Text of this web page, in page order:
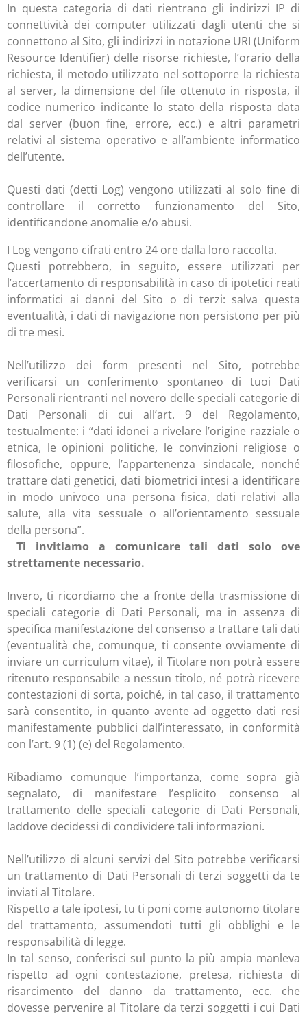
In questa categoria di dati rientrano gli indirizzi IP di
connettività dei computer utilizzati dagli utenti che si
connettono al Sito, gli indirizzi in notazione URI (Uniform
Resource Identifier) delle risorse richieste, l’orario della
richiesta, il metodo utilizzato nel sottoporre la richiesta
al server, la dimensione del file ottenuto in risposta, il
codice numerico indicante lo stato della risposta data
dal server (buon fine, errore, ecc.) e altri parametri
relativi al sistema operativo e all’ambiente informatico
dell’utente.
Questi dati (detti Log) vengono utilizzati al solo fine di
controllare il corretto funzionamento del Sito,
identificandone anomalie e/o abusi.
I Log vengono cifrati entro 24 ore dalla loro raccolta.
Questi potrebbero, in seguito, essere utilizzati per
l’accertamento di responsabilità in caso di ipotetici reati
informatici ai danni del Sito o di terzi: salva questa
eventualità, i dati di navigazione non persistono per più
di tre mesi.
Nell’utilizzo dei form presenti nel Sito, potrebbe
verificarsi un conferimento spontaneo di tuoi Dati
Personali rientranti nel novero delle speciali categorie di
Dati Personali di cui all’art. 9 del Regolamento,
testualmente: i “dati idonei a rivelare l’origine razziale o
etnica, le opinioni politiche, le convinzioni religiose o
filosofiche, oppure, l’appartenenza sindacale, nonché
trattare dati genetici, dati biometrici intesi a identificare
in modo univoco una persona fisica, dati relativi alla
salute, alla vita sessuale o all’orientamento sessuale
della persona”.
Ti invitiamo a comunicare tali dati solo ove
strettamente necessario.
Invero, ti ricordiamo che a fronte della trasmissione di
speciali categorie di Dati Personali, ma in assenza di
specifica manifestazione del consenso a trattare tali dati
(eventualità che, comunque, ti consente ovviamente di
inviare un curriculum vitae), il Titolare non potrà essere
ritenuto responsabile a nessun titolo, né potrà ricevere
contestazioni di sorta, poiché, in tal caso, il trattamento
sarà consentito, in quanto avente ad oggetto dati resi
manifestamente pubblici dall’interessato, in conformità
con l’art. 9 (1) (e) del Regolamento.
Ribadiamo comunque l’importanza, come sopra già
segnalato, di manifestare l’esplicito consenso al
trattamento delle speciali categorie di Dati Personali,
laddove decidessi di condividere tali informazioni.
Nell’utilizzo di alcuni servizi del Sito potrebbe verificarsi
un trattamento di Dati Personali di terzi soggetti da te
inviati al Titolare.
Rispetto a tale ipotesi, tu ti poni come autonomo titolare
del trattamento, assumendoti tutti gli obblighi e le
responsabilità di legge.
In tal senso, conferisci sul punto la più ampia manleva
rispetto ad ogni contestazione, pretesa, richiesta di
risarcimento del danno da trattamento, ecc. che
dovesse pervenire al Titolare da terzi soggetti i cui Dati